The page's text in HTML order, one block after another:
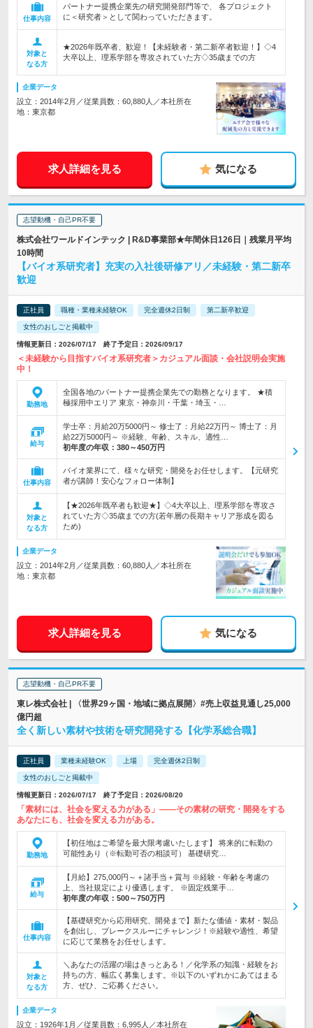
仕事内容
パートナー提携企業先の研究開発部門等で、 各プロジェクト
に＜研究者＞として関わっていただきます。
対象と
なる方
★2026年既卒者、歓迎！【未経験者・第二新卒者歓迎！】◇4
大卒以上、理系学部を専攻されていた方◇35歳までの方
企業データ
設立：2014年2月／従業員数：60,880人／本社所在
地：東京都
求人詳細を見る 気になる
志望動機・自己PR不要
株式会社ワールドインテック | R&D事業部★年間休日126日｜残業月平均
10時間
【バイオ系研究者】充実の入社後研修アリ／未経験・第二新卒
歓迎
正社員 職種・業種未経験OK 完全週休2日制 第二新卒歓迎
女性のおしごと掲載中
情報更新日：2026/07/17 終了予定日：2026/09/17
＜未経験から目指すバイオ系研究者＞カジュアル面談・会社説明会実施
中！
勤務地
全国各地のパートナー提携企業先での勤務となります。 ★積
極採用中エリア 東京・神奈川・千葉・埼玉・…
給与
学士卒：月給20万5000円～ 修士了：月給22万円～ 博士了：月
給22万5000円～ ※経験、年齢、スキル、適性…
初年度の年収： 380～450万円
仕事内容
バイオ業界にて、様々な研究・開発をお任せします。【元研究
者が講師！安心なフォロー体制】
対象と
なる方
【★2026年既卒者も歓迎★】◇4大卒以上、理系学部を専攻さ
れていた方◇35歳までの方(若年層の長期キャリア形成を図る
ため)
企業データ
設立：2014年2月／従業員数：60,880人／本社所在
地：東京都
求人詳細を見る 気になる
志望動機・自己PR不要
東レ株式会社 | 〈世界29ヶ国・地域に拠点展開〉#売上収益見通し25,000
億円超
全く新しい素材や技術を研究開発する【化学系総合職】
正社員 業種未経験OK 上場 完全週休2日制
女性のおしごと掲載中
情報更新日：2026/07/17 終了予定日：2026/08/20
「素材には、社会を変える力がある」――その素材の研究・開発をする
あなたにも、社会を変える力がある。
勤務地
【初任地はご希望を最大限考慮いたします】 将来的に転勤の
可能性あり（※転勤可否の相談可） 基礎研究…
給与
【月給】275,000円～＋諸手当＋賞与 ※経験・年齢を考慮の
上、当社規定により優遇します。 ※固定残業手…
初年度の年収： 500～750万円
仕事内容
【基礎研究から応用研究、開発まで】新たな価値・素材・製品
を創出し、ブレークスルーにチャレンジ！※経験や適性、希望
に応じて業務をお任せします。
対象と
なる方
＼あなたの活躍の場はきっとある！／化学系の知識・経験をお
持ちの方、幅広く募集します。※以下のいずれかにあてはまる
方、ぜひ、ご応募ください。
企業データ
設立：1926年1月／従業員数：6,995人／本社所在